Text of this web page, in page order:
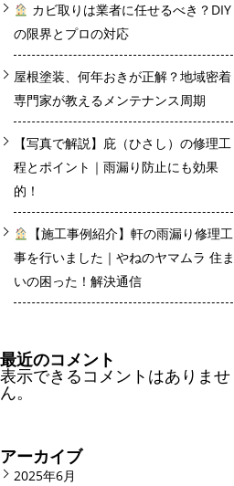
カビ取りは業者に任せるべき？DIY
の限界とプロの対応
屋根塗装、何年おきが正解？地域密着
専門家が教えるメンテナンス周期
【写真で解説】庇（ひさし）の修理工
程とポイント｜雨漏り防止にも効果
的！
【施工事例紹介】軒の雨漏り修理工
事を行いました｜やねのヤマムラ 住ま
いの困った！解決通信
最近のコメント
表示できるコメントはありませ
ん。
アーカイブ
2025年6月